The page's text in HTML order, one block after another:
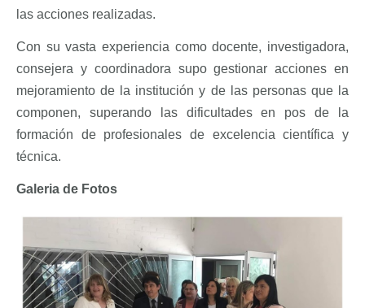
las acciones realizadas.
Con su vasta experiencia como docente, investigadora,
consejera y coordinadora supo gestionar acciones en
mejoramiento de la institución y de las personas que la
componen, superando las dificultades en pos de la
formación de profesionales de excelencia científica y
técnica.
Galeria de Fotos